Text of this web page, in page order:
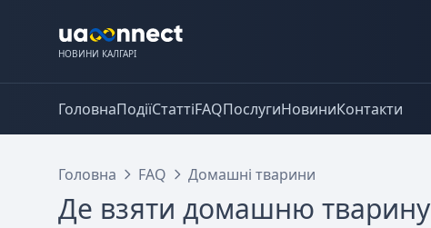
НОВИНИ КАЛГАРІ
ГоловнаПодіїСтаттіFAQПослугиНовиниКонтакти
Головна FAQ Домашні тварини
Де взяти домашню тварину